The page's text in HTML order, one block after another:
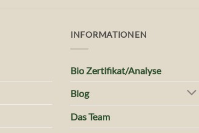
INFORMATIONEN
Bio Zertifikat/Analyse
Blog
Das Team